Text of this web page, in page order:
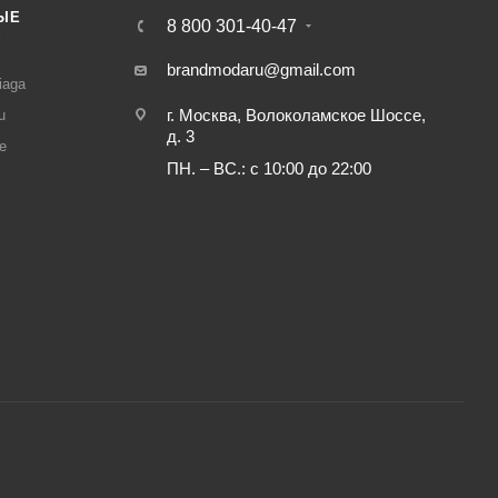
8 800 301-40-47
brandmodaru@gmail.com
г. Москва, Волоколамское Шоссе,
д. 3
ПН. – ВС.: с 10:00 до 22:00